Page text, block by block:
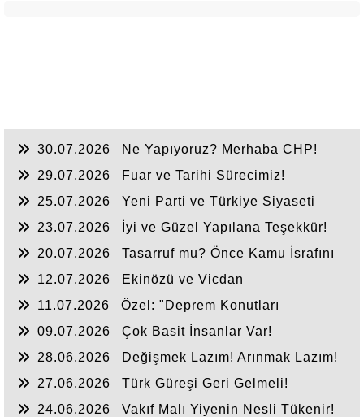
30.07.2026
Ne Yapıyoruz? Merhaba CHP!
29.07.2026
Fuar ve Tarihi Sürecimiz!
25.07.2026
Yeni Parti ve Türkiye Siyaseti
23.07.2026
İyi ve Güzel Yapılana Teşekkür!
20.07.2026
Tasarruf mu? Önce Kamu İsrafını
12.07.2026
Ekinözü ve Vicdan
11.07.2026
Özel: "Deprem Konutları
09.07.2026
Çok Basit İnsanlar Var!
28.06.2026
Değişmek Lazım! Arınmak Lazım!
27.06.2026
Türk Güreşi Geri Gelmeli!
24.06.2026
Vakıf Malı Yiyenin Nesli Tükenir!